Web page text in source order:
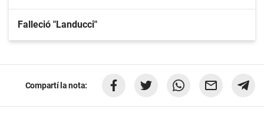
Falleció "Landucci"
Compartí la nota: